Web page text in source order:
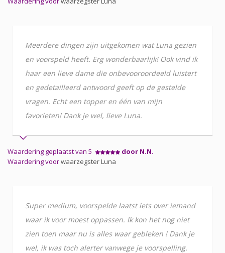
Meerdere dingen zijn uitgekomen wat Luna gezien
en voorspeld heeft. Erg wonderbaarlijk! Ook vind ik
haar een lieve dame die onbevooroordeeld luistert
en gedetailleerd antwoord geeft op de gestelde
vragen. Echt een topper en één van mijn
favorieten! Dank je wel, lieve Luna.
Waardering geplaatst van 5
door N.N.
Waardering voorwaarzegster Luna
Super medium, voorspelde laatst iets over iemand
waar ik voor moest oppassen. Ik kon het nog niet
zien toen maar nu is alles waar gebleken ! Dank je
wel, ik was toch alerter vanwege je voorspelling.